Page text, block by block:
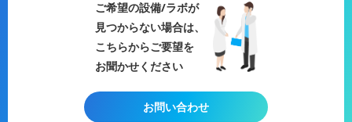
ご希望の設備/ラボが
見つからない場合は、
こちらからご要望を
お聞かせください
お問い合わせ